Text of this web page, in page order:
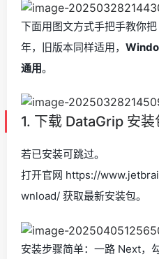
下面用图文方式手把手教你
年，旧版本同样适用，
通用。
1. 下载 DataGrip 安装
若已安装可跳过。
打开官网 https://
wnload/ 获取最新安装包。
安装步骤简单：一路 Next，